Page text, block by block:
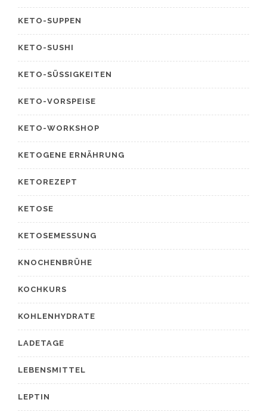
KETO-SUPPEN
KETO-SUSHI
KETO-SÜSSIGKEITEN
KETO-VORSPEISE
KETO-WORKSHOP
KETOGENE ERNÄHRUNG
KETOREZEPT
KETOSE
KETOSEMESSUNG
KNOCHENBRÜHE
KOCHKURS
KOHLENHYDRATE
LADETAGE
LEBENSMITTEL
LEPTIN